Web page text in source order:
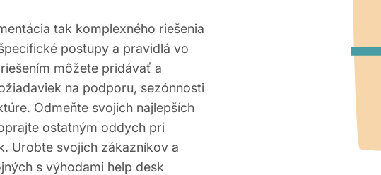
tak komplexného riešenia
postupy a pravidlá vo
môžete pridávať a
na podporu, sezónnosti
Odmeňte svojich najlepších
ostatným oddych pri
Urobte svojich zákazníkov a
s výhodami help desk